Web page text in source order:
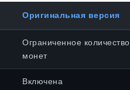
Оригинальная версия
Ограниченное количество
монет
Включена